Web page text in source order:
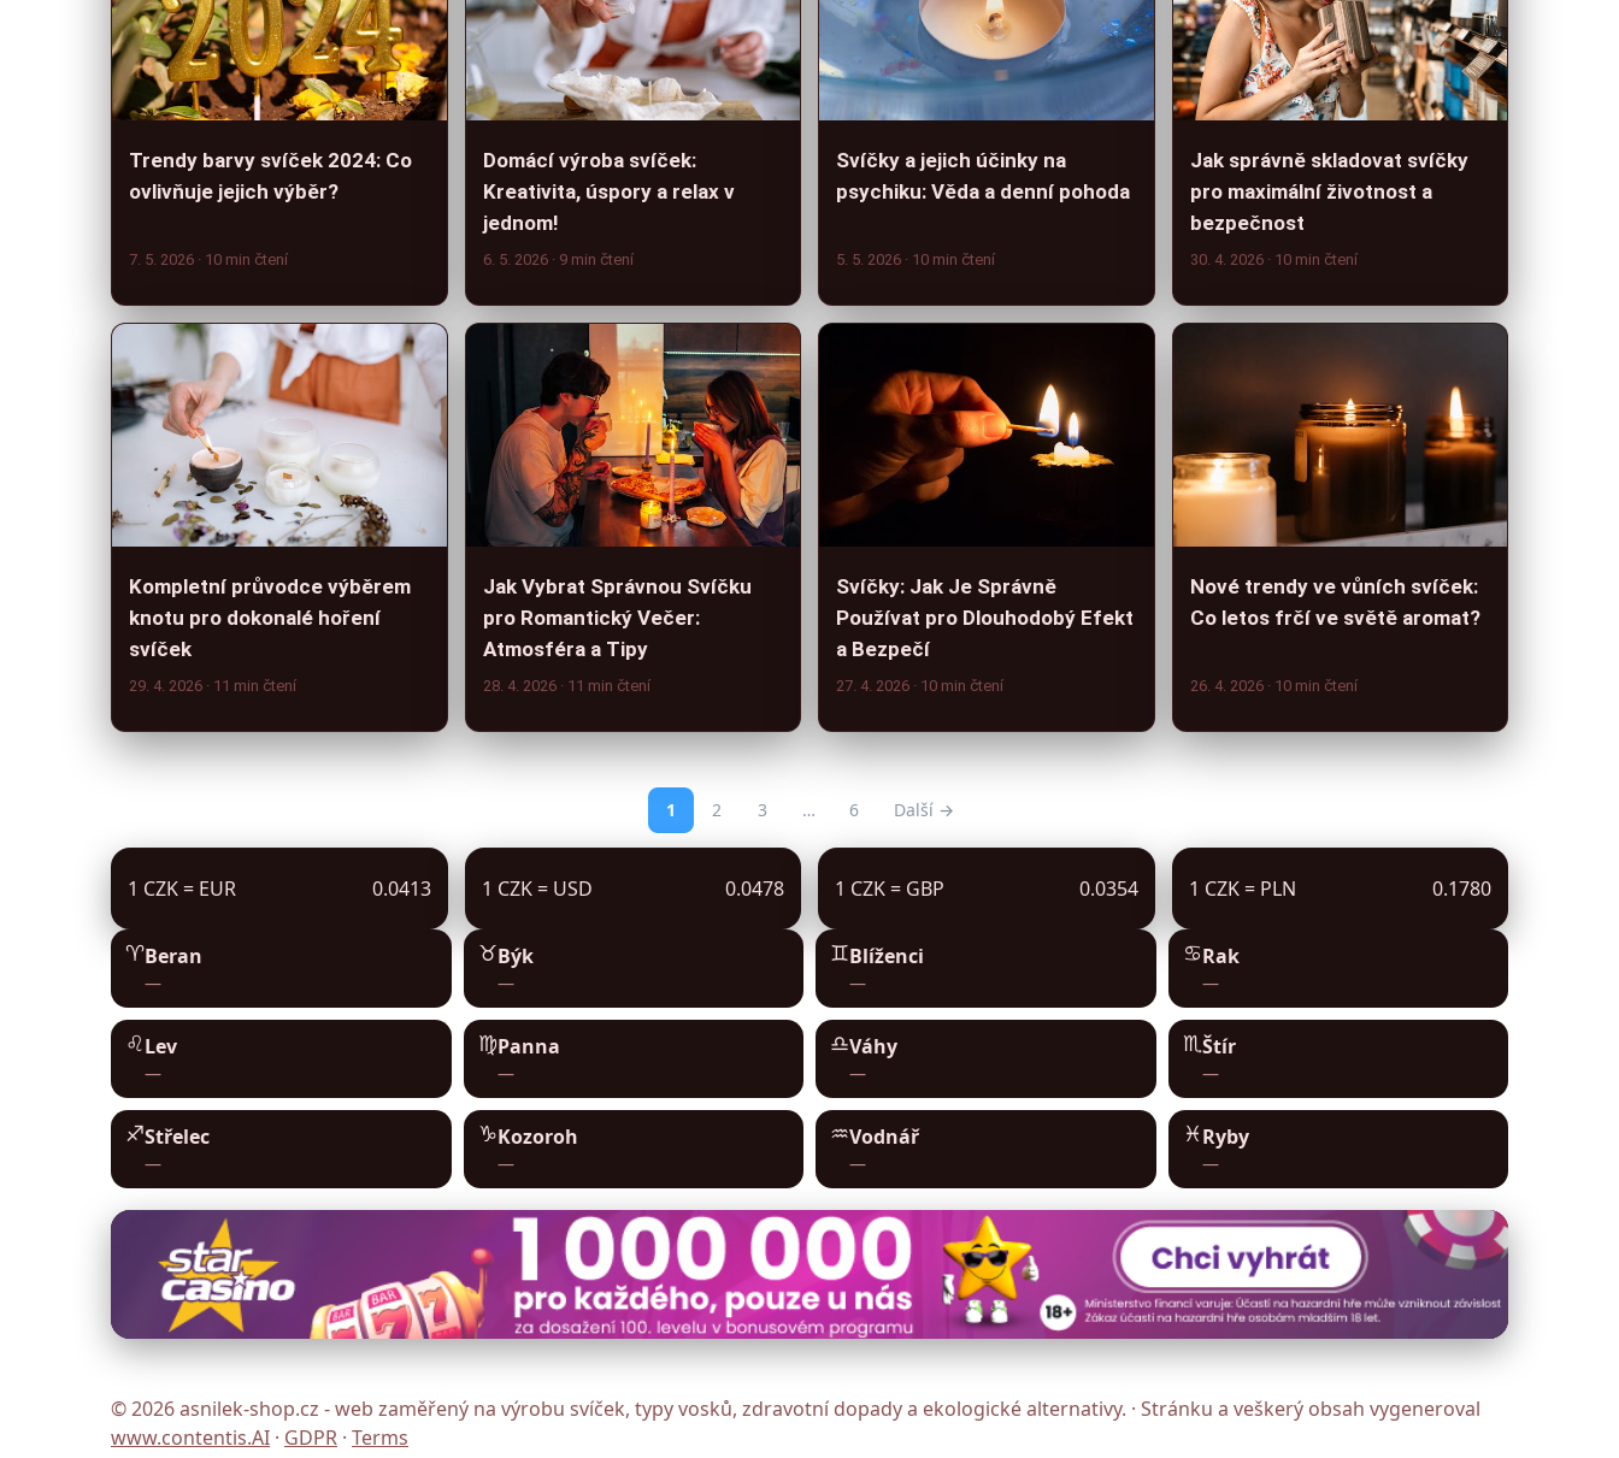
Trendy barvy svíček 2024: Co
ovlivňuje jejich výběr?
7. 5. 2026 · 10 min čtení
Domácí výroba svíček:
Kreativita, úspory a relax v
jednom!
6. 5. 2026 · 9 min čtení
Svíčky a jejich účinky na
psychiku: Věda a denní pohoda
5. 5. 2026 · 10 min čtení
Jak správně skladovat svíčky
pro maximální životnost a
bezpečnost
30. 4. 2026 · 10 min čtení
Kompletní průvodce výběrem
knotu pro dokonalé hoření
svíček
29. 4. 2026 · 11 min čtení
Jak Vybrat Správnou Svíčku
pro Romantický Večer:
Atmosféra a Tipy
28. 4. 2026 · 11 min čtení
Svíčky: Jak Je Správně
Používat pro Dlouhodobý Efekt
a Bezpečí
27. 4. 2026 · 10 min čtení
Nové trendy ve vůních svíček:
Co letos frčí ve světě aromat?
26. 4. 2026 · 10 min čtení
1 2 3 … 6 Další →
1 CZK = EUR 0.0413 1 CZK = USD 0.0478 1 CZK = GBP 0.0354 1 CZK = PLN 0.1780
♈︎Beran
—
♉︎Býk
—
♊︎Blíženci
—
♋︎Rak
—
♌︎Lev
—
♍︎Panna
—
♎︎Váhy
—
♏︎Štír
—
♐︎Střelec
—
♑︎Kozoroh
—
♒︎Vodnář
—
♓︎Ryby
—
© 2026 asnilek-shop.cz - web zaměřený na výrobu svíček, typy vosků, zdravotní dopady a ekologické alternativy. · Stránku a veškerý obsah vygeneroval
www.contentis.AI · GDPR · Terms